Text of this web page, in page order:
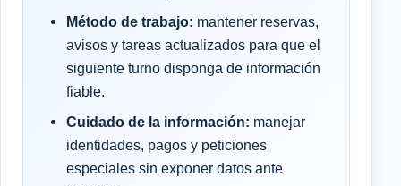
Método de trabajo: mantener reservas,
avisos y tareas actualizados para que el
siguiente turno disponga de información
fiable.
Cuidado de la información: manejar
identidades, pagos y peticiones
especiales sin exponer datos ante